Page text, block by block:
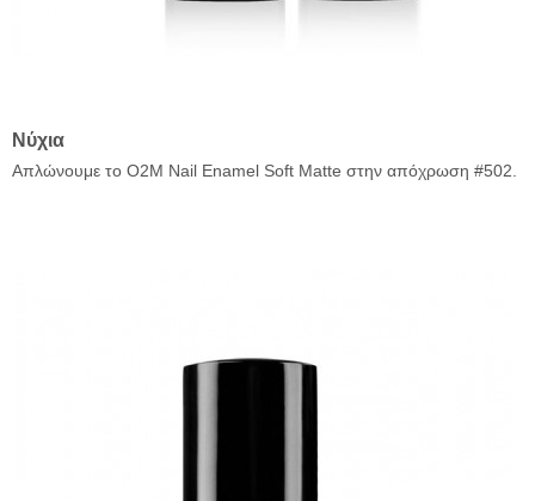
N ύχια
Απλώνουμε το O2M Nail Enamel Soft Matte στην απόχρωση #502.